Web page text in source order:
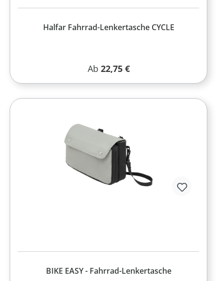
Halfar Fahrrad-Lenkertasche CYCLE
Regulärer Preis:
Ab 22,75 €
BIKE EASY - Fahrrad-Lenkertasche